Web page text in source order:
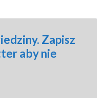
Zapisz
aby nie